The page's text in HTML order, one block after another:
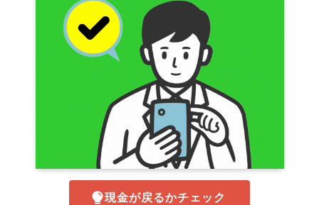
現金が戻るかチェック